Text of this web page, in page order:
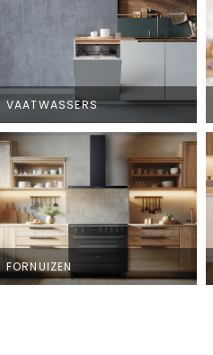
VAATWASSERS
FORNUIZEN